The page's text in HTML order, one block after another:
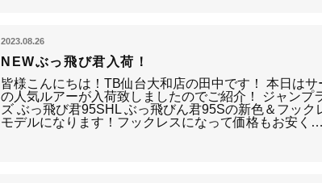
2023.08.26
NEWぶっ飛び君入荷！
皆様こんにちは！TB仙台大和店の田中です！ 本日はサ
の人気ルアーが入荷致しましたのでご紹介！ ジャンプ
ズ ぶっ飛び君95SHL ぶっ飛びん君95Sの新色＆フック
モデルになります！フックレスになって価格もお安く…